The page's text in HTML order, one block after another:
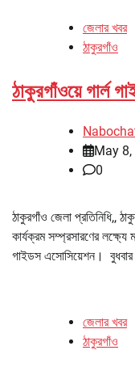
জেলার খবর
ঠাকুরগাঁও
ঠাকুরগাঁওয়ে গার্ল
May
0
ঠাকুরগাঁও জেলা প্রতিনিধি,,
কার্যক্রম সম্প্রসারণের
গাইডস এসোসিয়েশন।
জেলার খবর
ঠাকুরগাঁও